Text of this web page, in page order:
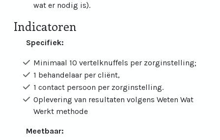
wat er nodig is).
Indicatoren
Specifiek:
Minimaal 10 vertelknuffels per zorginstelling;
1 behandelaar per cliënt,
1 contact persoon per zorginstelling.
Oplevering van resultaten volgens Weten Wat
Werkt methode
Meetbaar: